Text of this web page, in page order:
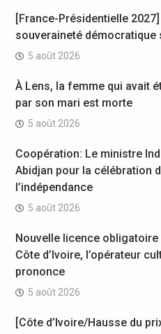
[France-Présidentielle
souveraineté démocratique
5 août 2026
À Lens, la femme qui avait
par son mari est morte
5 août 2026
Coopération: Le ministre
Abidjan pour la célébration
l’indépendance
5 août 2026
Nouvelle licence
Côte d’Ivoire, l’opérateur
prononce
5 août 2026
[Côte d’Ivoire/Hausse du